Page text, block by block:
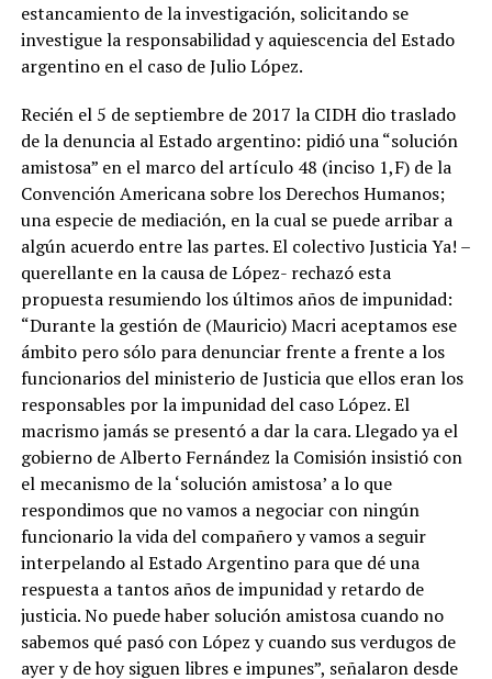
estancamiento de la investigación, solicitando se
investigue la responsabilidad y aquiescencia del Estado
argentino en el caso de Julio López.
Recién el 5 de septiembre de 2017 la CIDH dio traslado
de la denuncia al Estado argentino: pidió una “solución
amistosa” en el marco del artículo 48 (inciso 1,F) de la
Convención Americana sobre los Derechos Humanos;
una especie de mediación, en la cual se puede arribar a
algún acuerdo entre las partes. El colectivo Justicia Ya! –
querellante en la causa de López- rechazó esta
propuesta resumiendo los últimos años de impunidad:
“Durante la gestión de (Mauricio) Macri aceptamos ese
ámbito pero sólo para denunciar frente a frente a los
funcionarios del ministerio de Justicia que ellos eran los
responsables por la impunidad del caso López. El
macrismo jamás se presentó a dar la cara. Llegado ya el
gobierno de Alberto Fernández la Comisión insistió con
el mecanismo de la ‘solución amistosa’ a lo que
respondimos que no vamos a negociar con ningún
funcionario la vida del compañero y vamos a seguir
interpelando al Estado Argentino para que dé una
respuesta a tantos años de impunidad y retardo de
justicia. No puede haber solución amistosa cuando no
sabemos qué pasó con López y cuando sus verdugos de
ayer y de hoy siguen libres e impunes”, señalaron desde